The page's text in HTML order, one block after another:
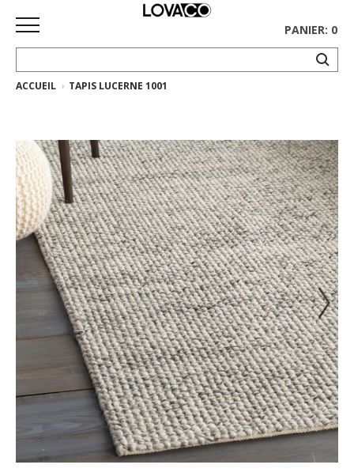
ACCUEIL
Collection
complète
Collection
Ethnicraft
Collection
Gus*
Tapis
démonstrateurs
Luminaires
Miroirs
PANIER: 0
ACCUEIL TAPIS LUCERNE 1001